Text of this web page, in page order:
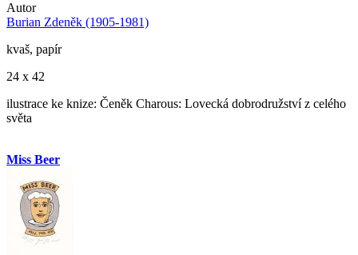
Autor
Burian Zdeněk (1905-1981)
kvaš, papír
24 x 42
ilustrace ke knize: Čeněk Charous: Lovecká dobrodružství z celého
světa
Miss Beer